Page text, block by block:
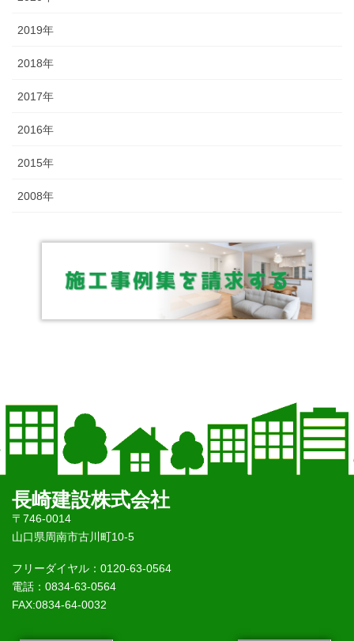
2019年
2018年
2017年
2016年
2015年
2008年
長崎建設株式会社
〒746-0014
山口県周南市古川町10-5
フリーダイヤル：0120-63-0564
電話：0834-63-0564
FAX:0834-64-0032